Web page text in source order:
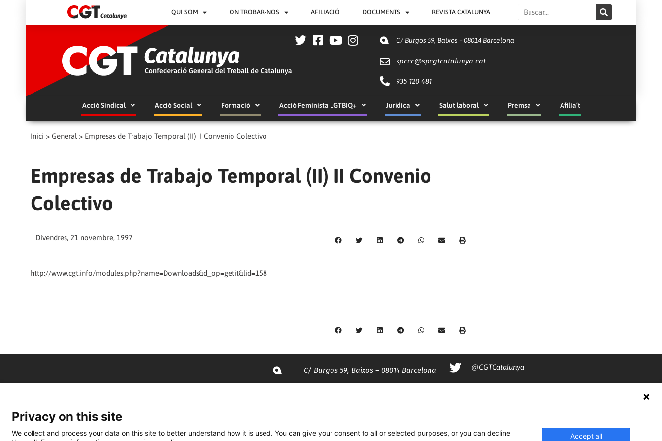
QUI SOM ON TROBAR-NOS AFILIACIÓ DOCUMENTS REVISTA CATALUNYA Search
C/ Burgos 59, Baixos – 08014 Barcelona
spccc@spcgtcatalunya.cat
935 120 481
Acció Sindical Acció Social Formació Acció Feminista LGTBIQ+ Jurídica Salut laboral Premsa Afilia’t
Inici > General > Empresas de Trabajo Temporal (II) II Convenio Colectivo
Empresas de Trabajo Temporal (II) II Convenio
Colectivo
Divendres, 21 novembre, 1997
http://www.cgt.info/modules.php?name=Downloads&d_op=getit&lid=158
C/ Burgos 59, Baixos – 08014 Barcelona
935 120 481
@CGTCatalunya
Privacy on this site
We collect and process your data on this site to better understand how it is used. You can give your consent to all or selected purposes, or you can decline
Accept all